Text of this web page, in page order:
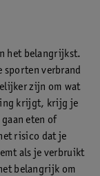
het belangrijkst.
sporten verbrand
zijn om wat
krijgt, krijg je
eten of
risico dat je
als je verbruikt
belangrijk om